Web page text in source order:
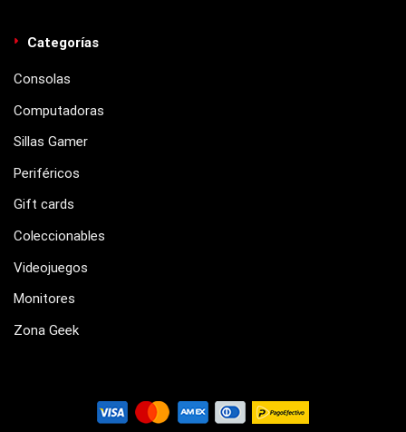
Categorías
Consolas
Computadoras
Sillas Gamer
Periféricos
Gift cards
Coleccionables
Videojuegos
Monitores
Zona Geek